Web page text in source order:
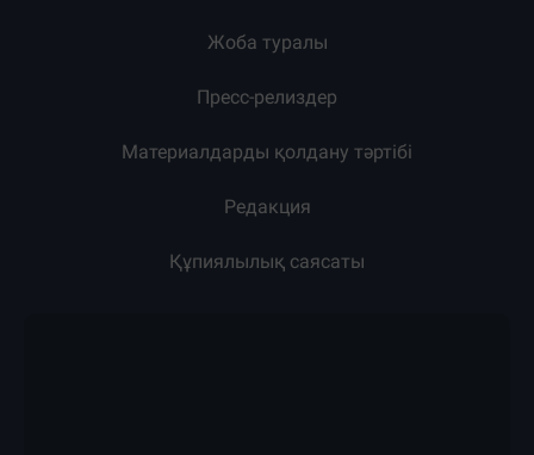
Жоба туралы
Пресс-релиздер
Материалдарды қолдану тәртібі
Редакция
Құпиялылық саясаты